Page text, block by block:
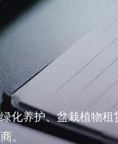
化养护、盆栽植物租
。